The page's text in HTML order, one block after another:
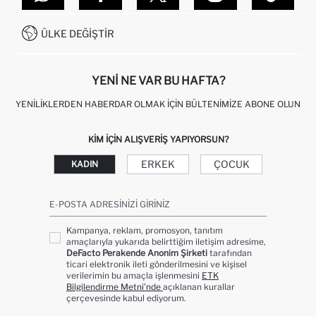
SITEMAP
İŞLEM REHBERI
KAMPANYALAR
0850 333 22 86
ÜLKE DEĞIŞTIR
YENI NE VAR BU HAFTA?
YENILIKLERDEN HABERDAR OLMAK İÇIN BÜLTENIMIZE ABONE OLUN
KIM IÇIN ALIŞVERIŞ YAPIYORSUN?
KADIN ERKEK ÇOCUK
E-POSTA ADRESINIZI GIRINIZ
Kampanya, reklam, promosyon, tanıtım
amaçlarıyla yukarıda belirttiğim iletişim adresime,
DeFacto Perakende Anonim Şirketi tarafından
ticari elektronik ileti gönderilmesini ve kişisel
verilerimin bu amaçla işlenmesini ETK
Bilgilendirme Metni’nde açıklanan kurallar
çerçevesinde kabul ediyorum.